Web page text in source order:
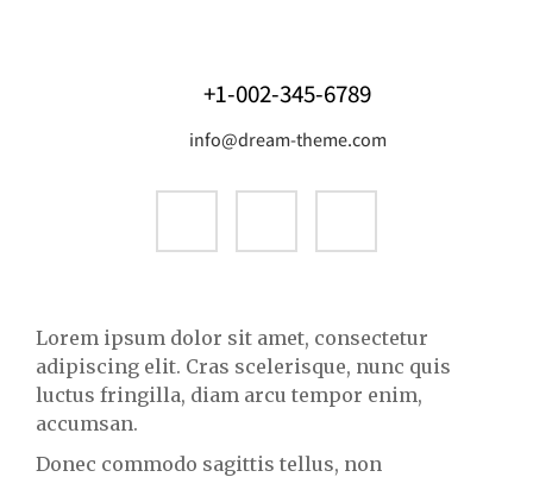
+1-002-345-6789
info@dream-theme.com
Lorem ipsum dolor sit amet, consectetur
adipiscing elit. Cras scelerisque, nunc quis
luctus fringilla, diam arcu tempor enim,
accumsan.
Donec commodo sagittis tellus, non